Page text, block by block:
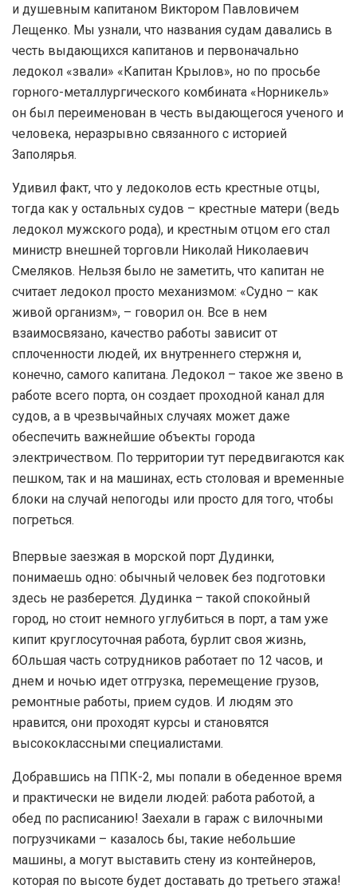
и душевным капитаном Виктором Павловичем
Лещенко. Мы узнали, что названия судам давались в
честь выдающихся капитанов и первоначально
ледокол «звали» «Капитан Крылов», но по просьбе
горного-металлургического комбината «Норникель»
он был переименован в честь выдающегося ученого и
человека, неразрывно связанного с историей
Заполярья.
Удивил факт, что у ледоколов есть крестные отцы,
тогда как у остальных судов – крестные матери (ведь
ледокол мужского рода), и крестным отцом его стал
министр внешней торговли Николай Николаевич
Смеляков. Нельзя было не заметить, что капитан не
считает ледокол просто механизмом: «Судно – как
живой организм», – говорил он. Все в нем
взаимосвязано, качество работы зависит от
сплоченности людей, их внутреннего стержня и,
конечно, самого капитана. Ледокол – такое же звено в
работе всего порта, он создает проходной канал для
судов, а в чрезвычайных случаях может даже
обеспечить важнейшие объекты города
электричеством. По территории тут передвигаются как
пешком, так и на машинах, есть столовая и временные
блоки на случай непогоды или просто для того, чтобы
погреться.
Впервые заезжая в морской порт Дудинки,
понимаешь одно: обычный человек без подготовки
здесь не разберется. Дудинка – такой спокойный
город, но стоит немного углубиться в порт, а там уже
кипит круглосуточная работа, бурлит своя жизнь,
бОльшая часть сотрудников работает по 12 часов, и
днем и ночью идет отгрузка, перемещение грузов,
ремонтные работы, прием судов. И людям это
нравится, они проходят курсы и становятся
высококлассными специалистами.
Добравшись на ППК-2, мы попали в обеденное время
и практически не видели людей: работа работой, а
обед по расписанию! Заехали в гараж с вилочными
погрузчиками – казалось бы, такие небольшие
машины, а могут выставить стену из контейнеров,
которая по высоте будет доставать до третьего этажа!